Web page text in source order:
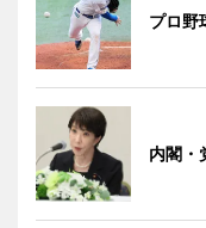
プロ野
内閣・